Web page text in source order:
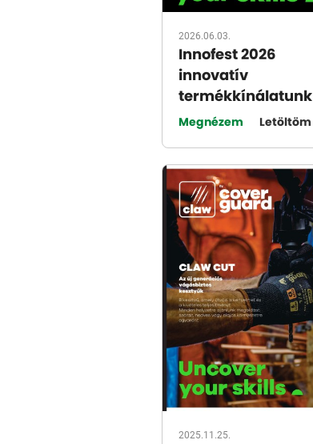
2026.06.03.
Innofest 2026
innovatív
termékkínálatunk
Megnézem Letöltöm
2025.11.25.